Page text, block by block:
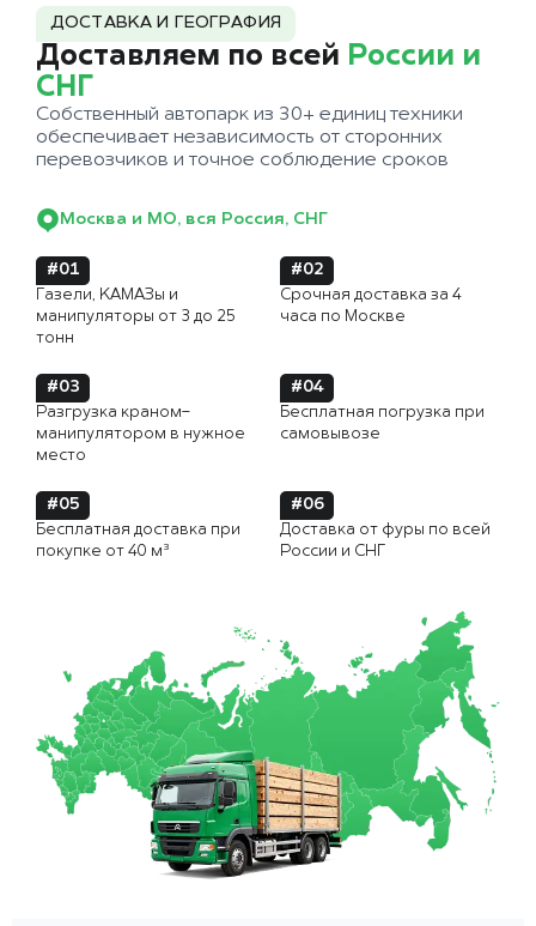
ДОСТАВКА И ГЕОГРАФИЯ
Доставляем по всей России и
СНГ
Собственный автопарк из 30+ единиц техники
обеспечивает независимость от сторонних
перевозчиков и точное соблюдение сроков
Москва и МО, вся Россия, СНГ
#01
Газели, КАМАЗы и
манипуляторы от 3 до 25
тонн
#02
Срочная доставка за 4
часа по Москве
#03
Разгрузка краном-
манипулятором в нужное
место
#04
Бесплатная погрузка при
самовывозе
#05
Бесплатная доставка при
покупке от 40 м³
#06
Доставка от фуры по всей
России и СНГ